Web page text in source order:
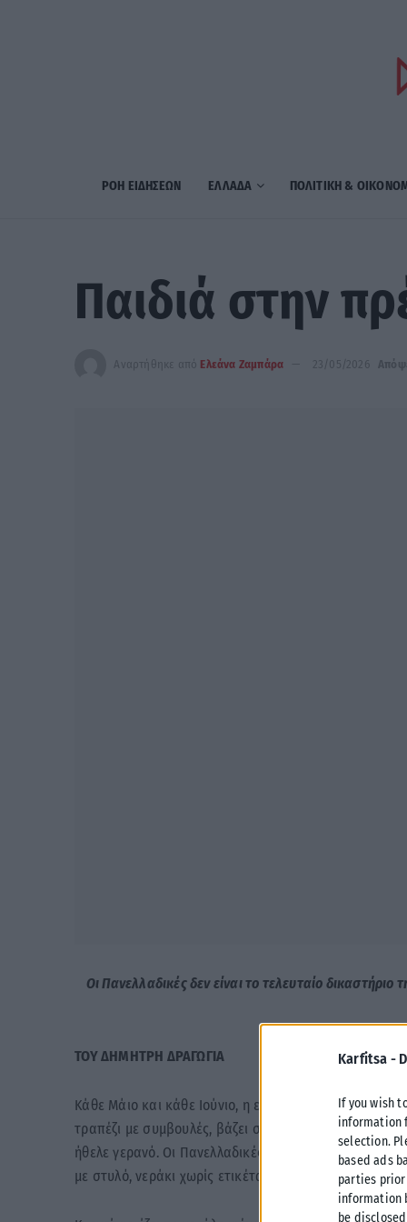
Karfitsa -
If you wish
information
selection.
based ads
parties
information
be
ΡΟΗ ΕΙΔΗΣΕΩΝ ΕΛΛΑΔΑ ΠΟΛΙΤΙΚΗ &
Παιδιά στην
Αναρτήθηκε από Ελεάνα Ζαμπάρα 23/05/2026
Οι Πανελλαδικές δεν είναι το τελευταίο
ΤΟΥ ΔΗΜΗΤΡΗ ΔΡΑΓΩΓΙΑ
Κάθε Μάιο και κάθε Ιούνιο, η ελληνική οικογένεια
τραπέζι με συμβουλές, βάζει στο παιδί ένα ποτήρι
ήθελε γερανό. Οι Πανελλαδικές είναι κάτι
με στυλό, νεράκι χωρίς ετικέτα και γονείς έξω από